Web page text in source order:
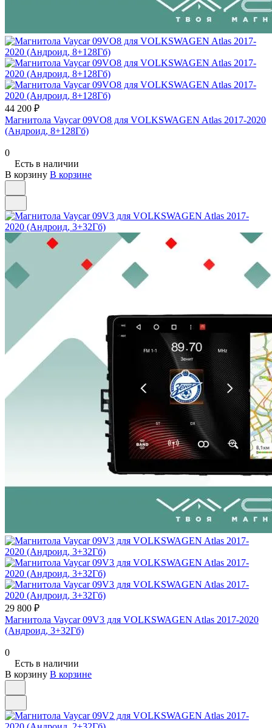
44 200 ₽
Магнитола Vaycar 09VO8 для VOLKSWAGEN Atlas 2017-2020
(Андроид, 8+128Гб)
0
Есть в наличии
В корзину В корзине
29 800 ₽
Магнитола Vaycar 09V3 для VOLKSWAGEN Atlas 2017-2020
(Андроид, 3+32Гб)
0
Есть в наличии
В корзину В корзине